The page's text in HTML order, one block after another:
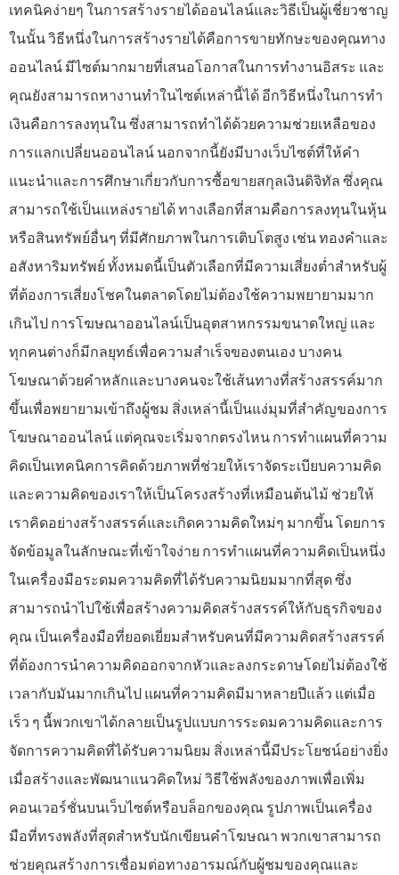
เทคนิคง่ายๆ ในการสร้างรายได้ออนไลน์และวิธีเป็นผู้เชี่ยวชาญ
ในนั้น วิธีหนึ่งในการสร้างรายได้คือการขายทักษะของคุณทาง
ออนไลน์ มีไซต์มากมายที่เสนอโอกาสในการทำงานอิสระ และ
คุณยังสามารถหางานทำในไซต์เหล่านี้ได้ อีกวิธีหนึ่งในการทำ
เงินคือการลงทุนใน ซึ่งสามารถทำได้ด้วยความช่วยเหลือของ
การแลกเปลี่ยนออนไลน์ นอกจากนี้ยังมีบางเว็บไซต์ที่ให้คำ
แนะนำและการศึกษาเกี่ยวกับการซื้อขายสกุลเงินดิจิทัล ซึ่งคุณ
สามารถใช้เป็นแหล่งรายได้ ทางเลือกที่สามคือการลงทุนในหุ้น
หรือสินทรัพย์อื่นๆ ที่มีศักยภาพในการเติบโตสูง เช่น ทองคำและ
อสังหาริมทรัพย์ ทั้งหมดนี้เป็นตัวเลือกที่มีความเสี่ยงต่ำสำหรับผู้
ที่ต้องการเสี่ยงโชคในตลาดโดยไม่ต้องใช้ความพยายามมาก
เกินไป การโฆษณาออนไลน์เป็นอุตสาหกรรมขนาดใหญ่ และ
ทุกคนต่างก็มีกลยุทธ์เพื่อความสำเร็จของตนเอง บางคน
โฆษณาด้วยคำหลักและบางคนจะใช้เส้นทางที่สร้างสรรค์มาก
ขึ้นเพื่อพยายามเข้าถึงผู้ชม สิ่งเหล่านี้เป็นแง่มุมที่สำคัญของการ
โฆษณาออนไลน์ แต่คุณจะเริ่มจากตรงไหน การทำแผนที่ความ
คิดเป็นเทคนิคการคิดด้วยภาพที่ช่วยให้เราจัดระเบียบความคิด
และความคิดของเราให้เป็นโครงสร้างที่เหมือนต้นไม้ ช่วยให้
เราคิดอย่างสร้างสรรค์และเกิดความคิดใหม่ๆ มากขึ้น โดยการ
จัดข้อมูลในลักษณะที่เข้าใจง่าย การทำแผนที่ความคิดเป็นหนึ่ง
ในเครื่องมือระดมความคิดที่ได้รับความนิยมมากที่สุด ซึ่ง
สามารถนำไปใช้เพื่อสร้างความคิดสร้างสรรค์ให้กับธุรกิจของ
คุณ เป็นเครื่องมือที่ยอดเยี่ยมสำหรับคนที่มีความคิดสร้างสรรค์
ที่ต้องการนำความคิดออกจากหัวและลงกระดาษโดยไม่ต้องใช้
เวลากับมันมากเกินไป แผนที่ความคิดมีมาหลายปีแล้ว แต่เมื่อ
เร็ว ๆ นี้พวกเขาได้กลายเป็นรูปแบบการระดมความคิดและการ
จัดการความคิดที่ได้รับความนิยม สิ่งเหล่านี้มีประโยชน์อย่างยิ่ง
เมื่อสร้างและพัฒนาแนวคิดใหม่ วิธีใช้พลังของภาพเพื่อเพิ่ม
คอนเวอร์ชั่นบนเว็บไซต์หรือบล็อกของคุณ รูปภาพเป็นเครื่อง
มือที่ทรงพลังที่สุดสำหรับนักเขียนคำโฆษณา พวกเขาสามารถ
ช่วยคุณสร้างการเชื่อมต่อทางอารมณ์กับผู้ชมของคุณและ